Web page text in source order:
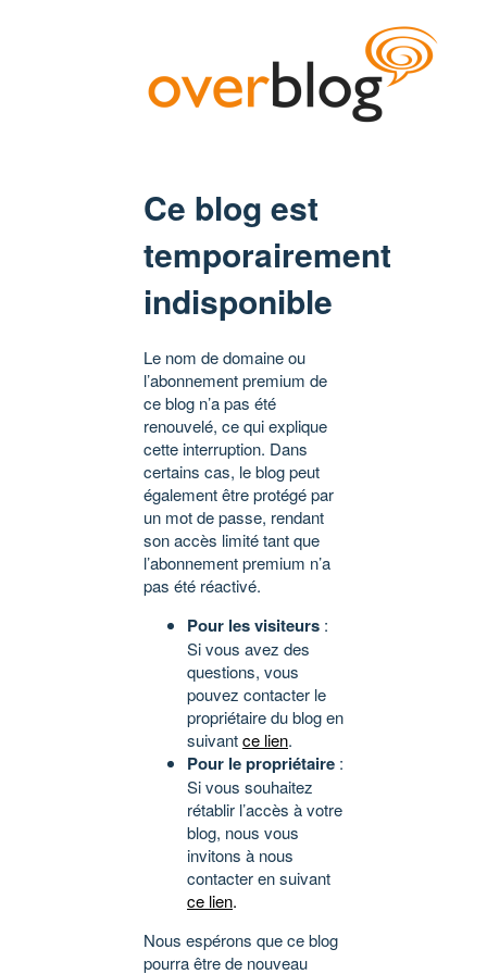
Ce blog est
temporairement
indisponible
Le nom de domaine ou
l’abonnement premium de
ce blog n’a pas été
renouvelé, ce qui explique
cette interruption. Dans
certains cas, le blog peut
également être protégé par
un mot de passe, rendant
son accès limité tant que
l’abonnement premium n’a
pas été réactivé.
Pour les visiteurs :
Si vous avez des
questions, vous
pouvez contacter le
propriétaire du blog en
suivantce lien.
Pour le propriétaire :
Si vous souhaitez
rétablir l’accès à votre
blog, nous vous
invitons à nous
contacter en suivant
ce lien.
Nous espérons que ce blog
pourra être de nouveau